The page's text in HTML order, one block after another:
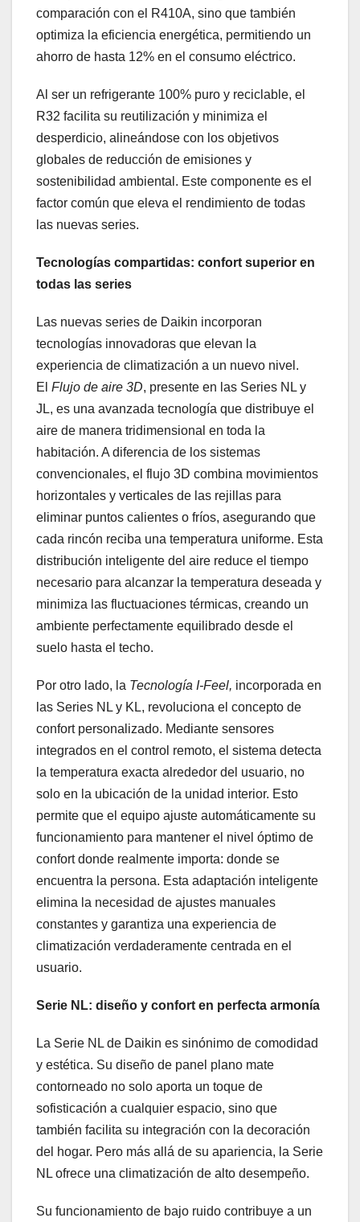
comparación con el R410A, sino que también
optimiza la eficiencia energética, permitiendo un
ahorro de hasta 12% en el consumo eléctrico.
Al ser un refrigerante 100% puro y reciclable, el
R32 facilita su reutilización y minimiza el
desperdicio, alineándose con los objetivos
globales de reducción de emisiones y
sostenibilidad ambiental. Este componente es el
factor común que eleva el rendimiento de todas
las nuevas series.
Tecnologías compartidas: confort superior en
todas las series
Las nuevas series de Daikin incorporan
tecnologías innovadoras que elevan la
experiencia de climatización a un nuevo nivel.
El Flujo de aire 3D, presente en las Series NL y
JL, es una avanzada tecnología que distribuye el
aire de manera tridimensional en toda la
habitación. A diferencia de los sistemas
convencionales, el flujo 3D combina movimientos
horizontales y verticales de las rejillas para
eliminar puntos calientes o fríos, asegurando que
cada rincón reciba una temperatura uniforme. Esta
distribución inteligente del aire reduce el tiempo
necesario para alcanzar la temperatura deseada y
minimiza las fluctuaciones térmicas, creando un
ambiente perfectamente equilibrado desde el
suelo hasta el techo.
Por otro lado, la Tecnología I-Feel, incorporada en
las Series NL y KL, revoluciona el concepto de
confort personalizado. Mediante sensores
integrados en el control remoto, el sistema detecta
la temperatura exacta alrededor del usuario, no
solo en la ubicación de la unidad interior. Esto
permite que el equipo ajuste automáticamente su
funcionamiento para mantener el nivel óptimo de
confort donde realmente importa: donde se
encuentra la persona. Esta adaptación inteligente
elimina la necesidad de ajustes manuales
constantes y garantiza una experiencia de
climatización verdaderamente centrada en el
usuario.
Serie NL: diseño y confort en perfecta armonía
La Serie NL de Daikin es sinónimo de comodidad
y estética. Su diseño de panel plano mate
contorneado no solo aporta un toque de
sofisticación a cualquier espacio, sino que
también facilita su integración con la decoración
del hogar. Pero más allá de su apariencia, la Serie
NL ofrece una climatización de alto desempeño.
Su funcionamiento de bajo ruido contribuye a un